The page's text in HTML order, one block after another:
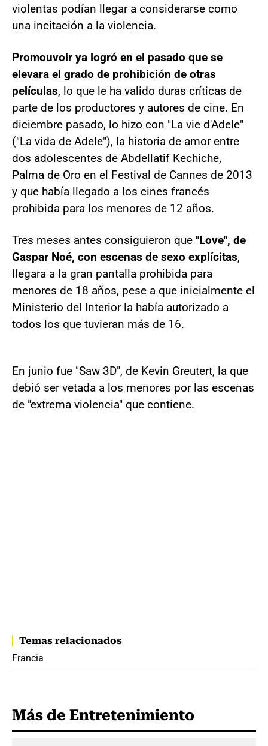
violentas podían llegar a considerarse como
una incitación a la violencia.
Promouvoir ya logró en el pasado que se
elevara el grado de prohibición de otras
películas, lo que le ha valido duras críticas de
parte de los productores y autores de cine. En
diciembre pasado, lo hizo con "La vie d'Adele"
("La vida de Adele"), la historia de amor entre
dos adolescentes de Abdellatif Kechiche,
Palma de Oro en el Festival de Cannes de 2013
y que había llegado a los cines francés
prohibida para los menores de 12 años.
Tres meses antes consiguieron que "Love", de
Gaspar Noé, con escenas de sexo explícitas,
llegara a la gran pantalla prohibida para
menores de 18 años, pese a que inicialmente el
Ministerio del Interior la había autorizado a
todos los que tuvieran más de 16.
En junio fue "Saw 3D", de Kevin Greutert, la que
debió ser vetada a los menores por las escenas
de "extrema violencia" que contiene.
Temas relacionados
Francia
Más de Entretenimiento